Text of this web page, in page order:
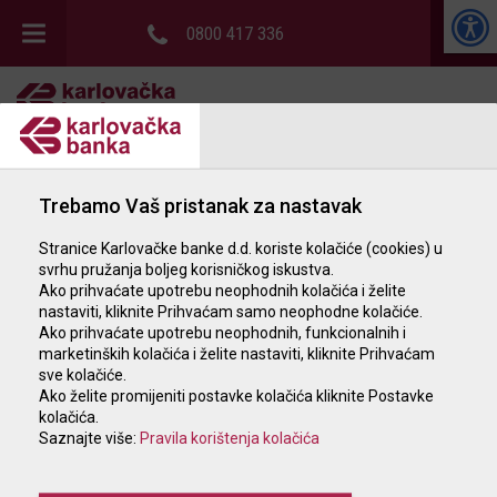
0800 417 336
GRAĐANSTVO
POSLOVNI SUBJEKTI
POSLOVNICE I BANKOMATI
KATALOG NEKRETNINA
Trebamo Vaš pristanak za nastavak
Stranice Karlovačke banke d.d. koriste kolačiće (cookies) u
svrhu pružanja boljeg korisničkog iskustva.
Ako prihvaćate upotrebu neophodnih kolačića i želite
nastaviti, kliknite Prihvaćam samo neophodne kolačiće.
Ako prihvaćate upotrebu neophodnih, funkcionalnih i
marketinških kolačića i želite nastaviti, kliknite Prihvaćam
sve kolačiće.
Ako želite promijeniti postavke kolačića kliknite Postavke
kolačića.
Saznajte više: Pravila korištenja kolačića